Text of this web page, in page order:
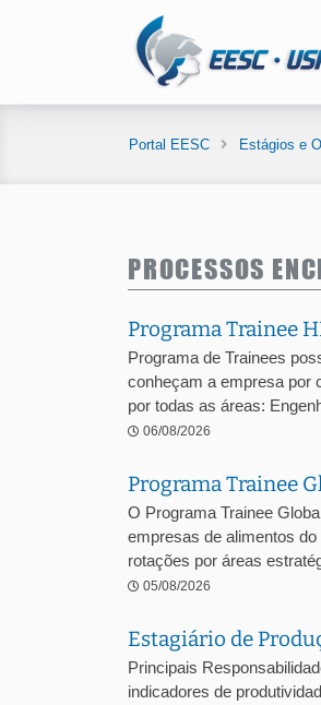
Portal EESC Estágios e
PROCESSOS
Programa Trainee
Programa de Trainees
conheçam a empresa por
por todas as áreas:
06/08/2026
Programa Trainee
O Programa Trainee
empresas de alimentos
rotações por áreas
05/08/2026
Estagiário de
Principais
indicadores de